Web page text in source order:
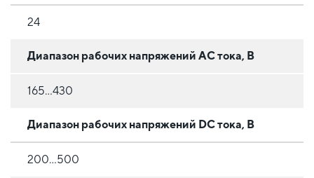
24
Диапазон рабочих напряжений AC тока, В
165…430
Диапазон рабочих напряжений DC тока, В
200…500